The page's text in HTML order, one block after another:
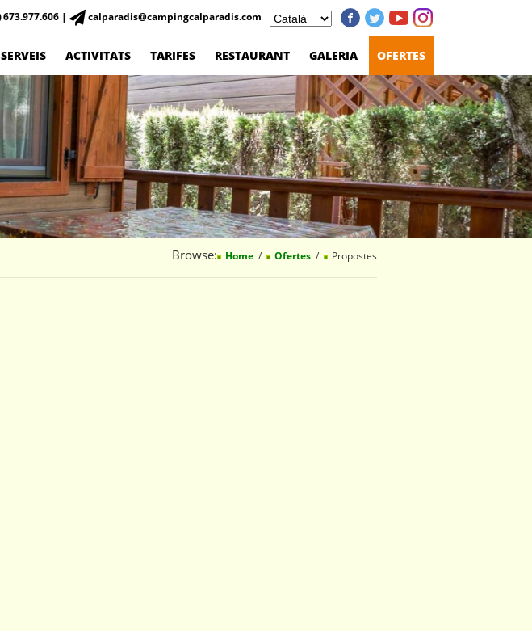
673.977.606 | calparadis@campingcalparadis.com
SERVEIS ACTIVITATS TARIFES RESTAURANT GALERIA OFERTES
Browse: Home Ofertes Propostes